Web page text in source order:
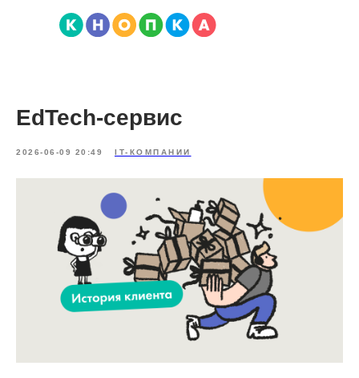
EdTech-сервис
2026-06-09 20:49 IT-КОМПАНИИ